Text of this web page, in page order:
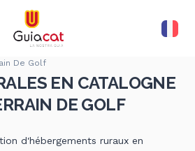
De Golf
EN CATALOGNE
DE GOLF
d'hébergements ruraux en